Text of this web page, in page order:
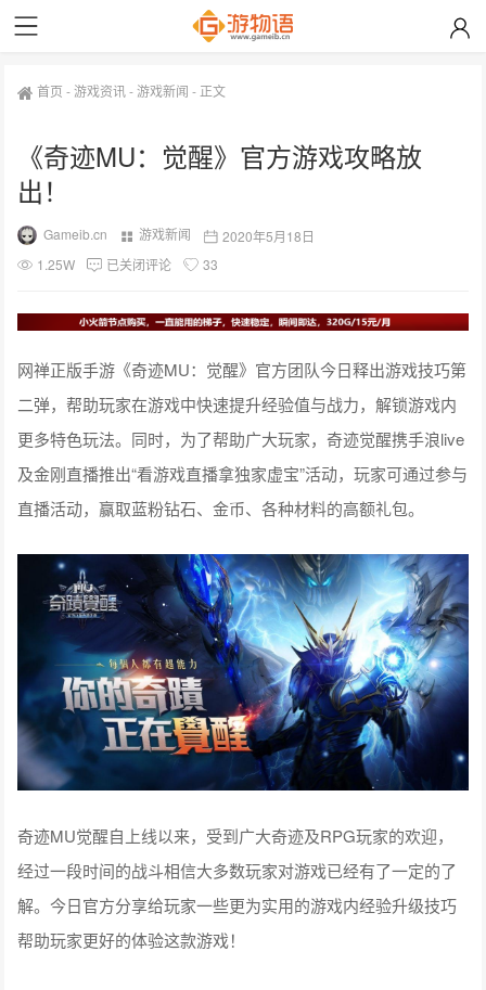
首页 -游戏资讯-游戏新闻 - 正文
《奇迹MU：觉醒》官方游戏攻略放
出！
Gameib.cn 游戏新闻
2020年5月18日
1.25W
已关闭评论 33
网禅正版手游《奇迹MU：觉醒》官方团队今日释出游戏技巧第
二弹，帮助玩家在游戏中快速提升经验值与战力，解锁游戏内
更多特色玩法。 同时，为了帮助广大玩家，奇迹觉醒携手浪live
及金刚直播推出“看游戏直播拿独家虚宝”活动，玩家可通过参与
直播活动，赢取蓝粉钻石、金币、各种材料的高额礼包。
奇迹MU觉醒自上线以来，受到广大奇迹及RPG玩家的欢迎，
经过一段时间的战斗相信大多数玩家对游戏已经有了一定的了
解。今日官方分享给玩家一些更为实用的游戏内经验升级技巧
帮助玩家更好的体验这款游戏！